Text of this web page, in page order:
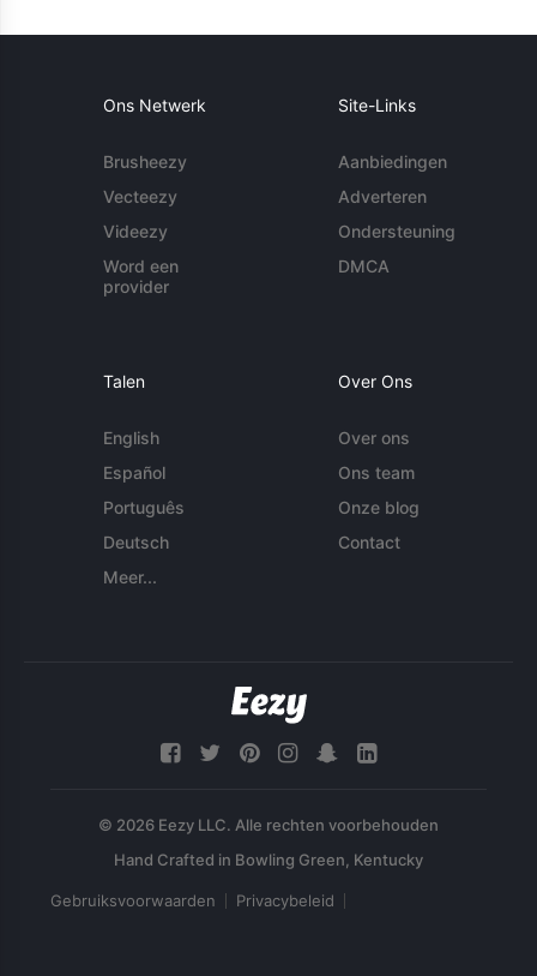
Ons Netwerk
Brusheezy
Vecteezy
Videezy
Word een
provider
Site-Links
Aanbiedingen
Adverteren
Ondersteuning
DMCA
Talen
English
Español
Português
Deutsch
Meer...
Over Ons
Over ons
Ons team
Onze blog
Contact
© 2026 Eezy LLC. Alle rechten voorbehouden
Gebruiksvoorwaarden Privacybeleid